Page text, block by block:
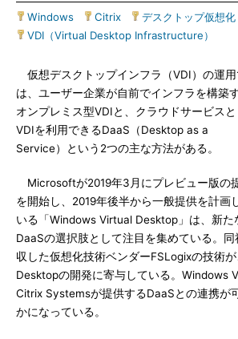
Windows Citrix デスクトップ仮想化
VDI（Virtual Desktop Infrastructure）
仮想デスクトップインフラ（VDI）の運
は、ユーザー企業が自前でインフラを構築
オンプレミス型VDIと、クラウドサービス
VDIを利用できるDaaS（Desktop as a
Service）という2つの主な方法がある。
Microsoftが2019年3月にプレビュー版の
を開始し、2019年後半から一般提供を計画
いる「Windows Virtual Desktop」は、新た
DaaSの選択肢として注目を集めている。同
収した仮想化技術ベンダーFSLogixの技術
Desktopの開発に寄与している。Windows
Citrix Systemsが提供するDaaSとの連携が
かになっている。